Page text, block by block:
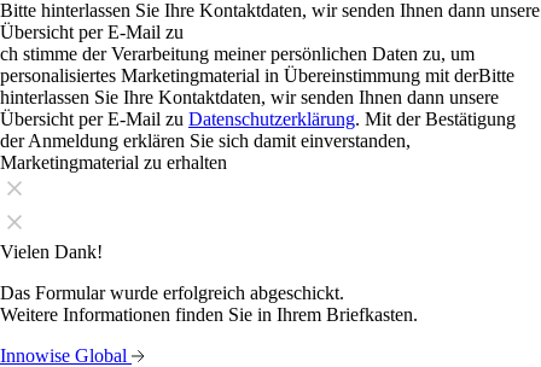
Bitte hinterlassen Sie Ihre Kontaktdaten, wir senden Ihnen dann unsere
Übersicht per E-Mail zu
ch stimme der Verarbeitung meiner persönlichen Daten zu, um
personalisiertes Marketingmaterial in Übereinstimmung mit derBitte
hinterlassen Sie Ihre Kontaktdaten, wir senden Ihnen dann unsere
Übersicht per E-Mail zu Datenschutzerklärung. Mit der Bestätigung
der Anmeldung erklären Sie sich damit einverstanden,
Marketingmaterial zu erhalten
Vielen Dank!
Das Formular wurde erfolgreich abgeschickt.
Weitere Informationen finden Sie in Ihrem Briefkasten.
Innowise Global